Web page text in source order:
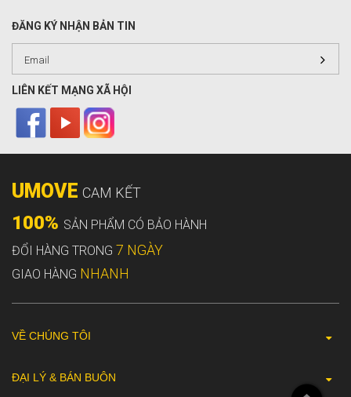
ĐĂNG KÝ NHẬN BẢN TIN
LIÊN KẾT MẠNG XÃ HỘI
UMOVE CAM KẾT
100% SẢN PHẨM CÓ BẢO HÀNH
ĐỔI HÀNG TRONG 7 NGÀY
GIAO HÀNG NHANH
VỀ CHÚNG TÔI
ĐẠI LÝ & BÁN BUÔN